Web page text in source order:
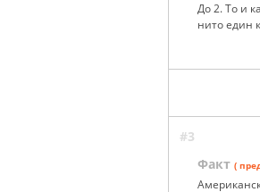
До 2. То и
нито един
#3
Факт (